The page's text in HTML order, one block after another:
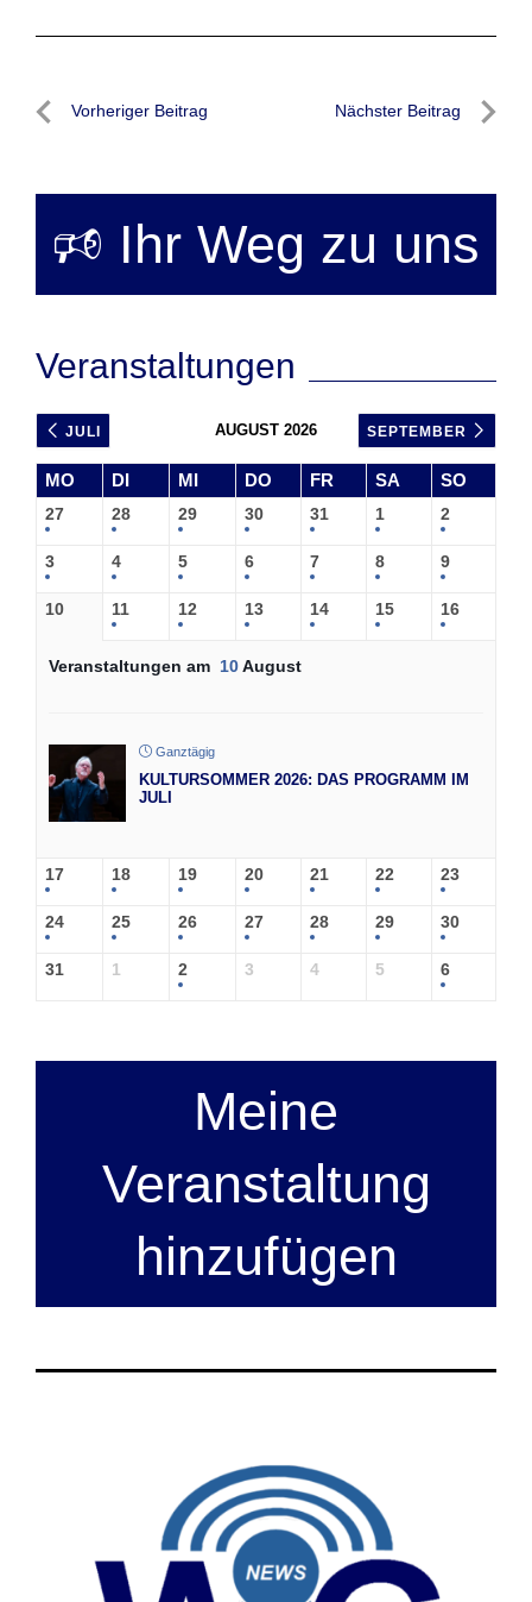
Beitragsnavigation
Vorheriger Beitrag Nächster Beitrag
🕫 Ihr Weg zu uns
Veranstaltungen
JULI AUGUST 2026 SEPTEMBER
MO DI MI DO FR SA SO
27 28 29 30 31 1 2
3 4 5 6 7 8 9
10 11 12 13 14 15 16
Veranstaltungen am 10August
Ganztägig
KULTURSOMMER 2026: DAS PROGRAMM IM
JULI
17 18 19 20 21 22 23
24 25 26 27 28 29 30
31 1 2 3 4 5 6
Meine
Veranstaltung
hinzufügen